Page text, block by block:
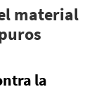
material
la